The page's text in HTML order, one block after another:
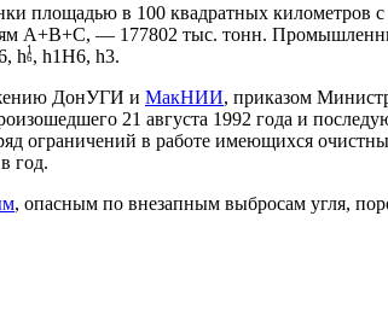
площадью в 100 квадратных километров
А+В+С, — 177802 тыс. тонн.
h 1
6, h1Н6, h3.
ДонУГИ и МакНИИ, приказом
21 августа 1992 года и
в работе имеющихся
год.
, опасным по внезапным выбросам угля,